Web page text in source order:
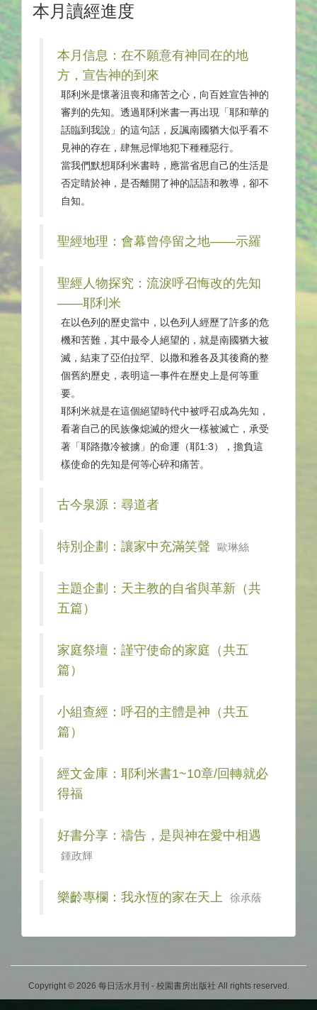
本月讀經進度
本月信息：在不願意有神同在的地
方，宣告神的到來
耶利米是懷著沮喪和痛苦之心，向百姓宣告神的
審判的先知。透過耶利米書一再出現「耶和華的
話臨到我說」的這句話，反諷南國猶大似乎看不
見神的存在，肆無忌憚地犯下種種惡行。
當我們默想耶利米書時，應當省思自己的生活是
否定睛於神，是否離開了神的話語和教導，卻不
自知。
聖經地理：會幕曾停留之地——示羅
聖經人物探究：流淚呼召悔改的先知
——耶利米
在以色列的歷史當中，以色列人經歷了許多的危
機和苦難，其中最令人絕望的，就是南國猶大被
滅，結束了亞伯拉罕、以撒和雅各及其後裔的整
個舊約歷史，表明這一事件在歷史上是何等重
要。
耶利米就是在這個絕望時代中被呼召成為先知，
看著自己的民族像熄滅的燈火一樣被滅亡，承受
著「耶路撒冷被擄」的命運（耶1:3），擔負這
樣使命的先知是何等心碎和痛苦。
古今泉源：尋道者
特別企劃：讓家中充滿笑聲 歐琳絲
主題企劃：天主教的自省與革新（共
五篇）
家庭祭壇：謹守使命的家庭（共五
篇）
小組查經：呼召的主體是神（共五
篇）
經文金庫：耶利米書1~10章/回轉就必
得福
好書分享：禱告，是與神在愛中相遇
鍾政輝
樂齡專欄：我永恆的家在天上 徐承蔭
Copyright © 2026 每日活水月刊 - 校園書房出版社 All rights reserved.